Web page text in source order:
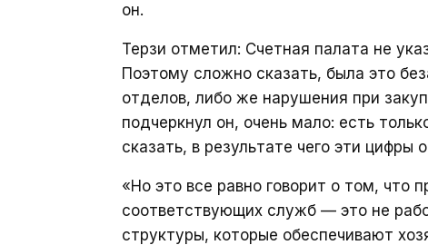
он.
Терзи отметил: Счетная палата не
Поэтому сложно сказать, была это
отделов, либо же нарушения при
подчеркнул он, очень мало: есть
сказать, в результате чего эти цифры
«Но это все равно говорит о том, что
соответствующих служб — это не
структуры, которые обеспечивают